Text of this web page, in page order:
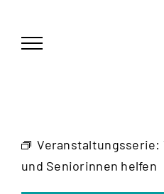
springen
Veranstaltungsserie:
und Seniorinnen helfen